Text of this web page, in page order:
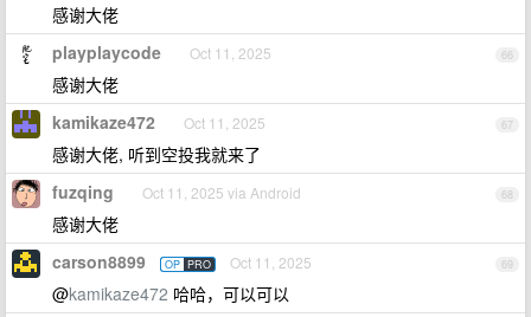
感谢大佬
66
playplaycode Oct 11, 2025
感谢大佬
67
kamikaze472 Oct 11, 2025
感谢大佬, 听到空投我就来了
68
fuzqing Oct 11, 2025 via Android
感谢大佬
69
carson8899 OP PRO Oct 11, 2025
@kamikaze472 哈哈，可以可以